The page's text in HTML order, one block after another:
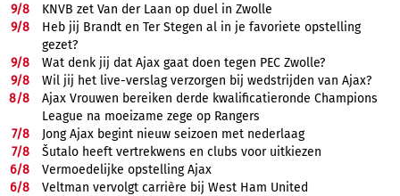
9/8
KNVB zet Van der Laan op duel in Zwolle
9/8
Heb jij Brandt en Ter Stegen al in je favoriete opstelling
gezet?
9/8
Wat denk jij dat Ajax gaat doen tegen PEC Zwolle?
9/8
Wil jij het live-verslag verzorgen bij wedstrijden van Ajax?
8/8
Ajax Vrouwen bereiken derde kwalificatieronde Champions
League na moeizame zege op Rangers
7/8
Jong Ajax begint nieuw seizoen met nederlaag
7/8
Šutalo heeft vertrekwens en clubs voor uitkiezen
6/8
Vermoedelijke opstelling Ajax
6/8
Veltman vervolgt carrière bij West Ham United